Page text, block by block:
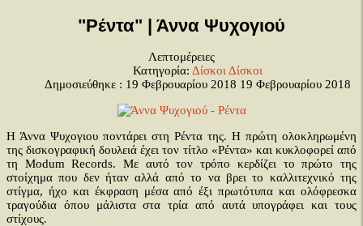
"Ρέντα" | Άννα Ψυχογιού
Λεπτομέρειες
Κατηγορία: Δίσκοι Δίσκοι
Δημοσιεύθηκε : 19 Φεβρουαρίου 2018 19 Φεβρουαρίου 2018
Η Άννα Ψυχογιου ποντάρει στη Ρέντα της. Η πρώτη ολοκληρωμένη
της δισκογραφική δουλειά έχει τον τίτλο «Ρέντα» και κυκλοφορεί από
τη Modum Records. Με αυτό τον τρόπο κερδίζει το πρώτο της
στοίχημα που δεν ήταν αλλά από το να βρει το καλλιτεχνικό της
στίγμα, ήχο και έκφραση μέσα από έξι πρωτότυπα και ολόφρεσκα
τραγούδια όπου μάλιστα στα τρία από αυτά υπογράφει και τους
στίχους.